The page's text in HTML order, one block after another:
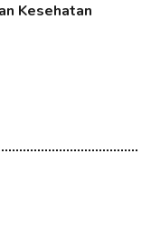
Kesehatan